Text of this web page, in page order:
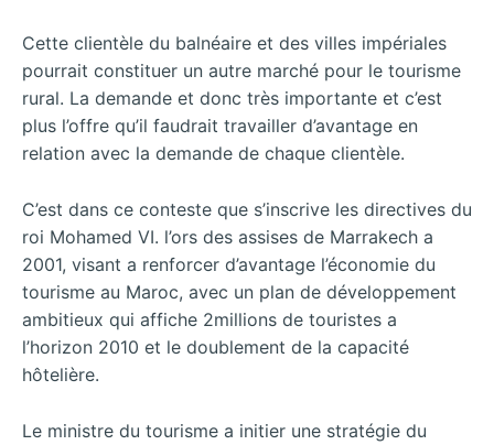
Cette clientèle du balnéaire et des villes impériales
pourrait constituer un autre marché pour le tourisme
rural. La demande et donc très importante et c’est
plus l’offre qu’il faudrait travailler d’avantage en
relation avec la demande de chaque clientèle.
C’est dans ce conteste que s’inscrive les directives du
roi Mohamed VI. l’ors des assises de Marrakech a
2001, visant a renforcer d’avantage l’économie du
tourisme au Maroc, avec un plan de développement
ambitieux qui affiche 2millions de touristes a
l’horizon 2010 et le doublement de la capacité
hôtelière.
Le ministre du tourisme a initier une stratégie du